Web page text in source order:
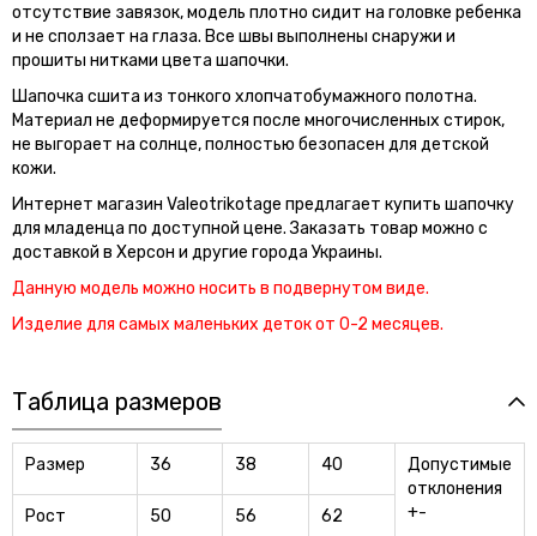
отсутствие завязок, модель плотно сидит на головке ребенка
и не сползает на глаза. Все швы выполнены снаружи и
прошиты нитками цвета шапочки.
Шапочка сшита из тонкого хлопчатобумажного полотна.
Материал не деформируется после многочисленных стирок,
не выгорает на солнце, полностью безопасен для детской
кожи.
Интернет магазин Valeotrikotage предлагает купить шапочку
для младенца по доступной цене. Заказать товар можно с
доставкой в Херсон и другие города Украины.
Данную модель можно носить в подвернутом виде.
Изделие для самых маленьких деток от 0-2 месяцев.
Таблица размеров
Размер 36 38 40
Допустимые
отклонения
+-
Рост 50 56 62